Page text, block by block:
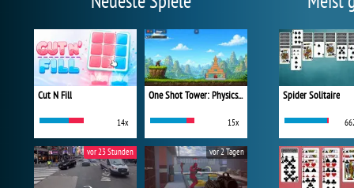
Cut N Fill
14x
One Shot Tower: Physics Destroyer
15x
vor 23 Stunden vor 2 Tagen
Spider Solitaire